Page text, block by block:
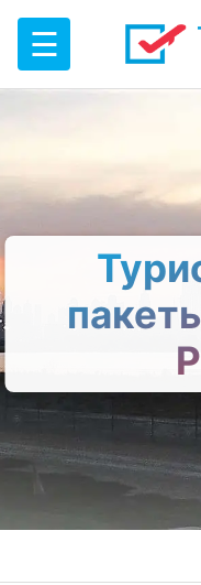
☰